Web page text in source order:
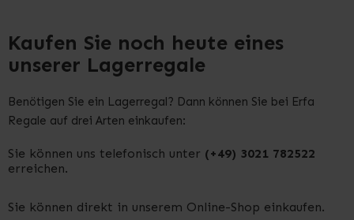
Kaufen Sie noch heute eines
unserer Lagerregale
Benötigen Sie ein Lagerregal? Dann können Sie bei Erfa
Regale auf drei Arten einkaufen:
Sie können uns telefonisch unter (+49) 3021 782522
erreichen.
Sie können direkt in unserem Online-Shop einkaufen.